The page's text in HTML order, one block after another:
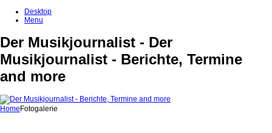
Desktop
Menu
Der Musikjournalist - Der
Musikjournalist - Berichte, Termine
and more
Home Fotogalerie